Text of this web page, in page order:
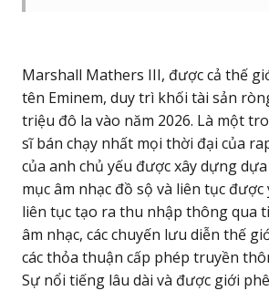
Marshall Mathers III, được cả thế
tên Eminem, duy trì khối tài sản
triệu đô la vào năm 2026. Là một
sĩ bán chạy nhất mọi thời đại của
của anh chủ yếu được xây dựng
mục âm nhạc đồ sộ và liên tục được
liên tục tạo ra thu nhập thông qua
âm nhạc, các chuyến lưu diễn thế
các thỏa thuận cấp phép truyền
Sự nổi tiếng lâu dài và được giới